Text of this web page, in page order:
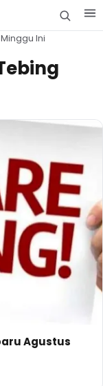
Ini
Agustus